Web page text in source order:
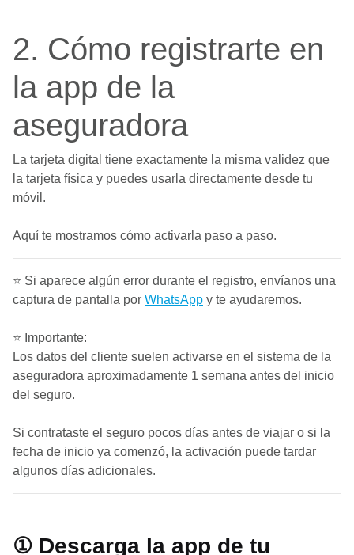
2. Cómo registrarte en
la app de la
aseguradora
La tarjeta digital tiene exactamente la misma validez que
la tarjeta física y puedes usarla directamente desde tu
móvil.
Aquí te mostramos cómo activarla paso a paso.
⭐ Si aparece algún error durante el registro, envíanos una
captura de pantalla por WhatsApp y te ayudaremos.
⭐ Importante:
Los datos del cliente suelen activarse en el sistema de la
aseguradora aproximadamente 1 semana antes del inicio
del seguro.
Si contrataste el seguro pocos días antes de viajar o si la
fecha de inicio ya comenzó, la activación puede tardar
algunos días adicionales.
① Descarga la app de tu